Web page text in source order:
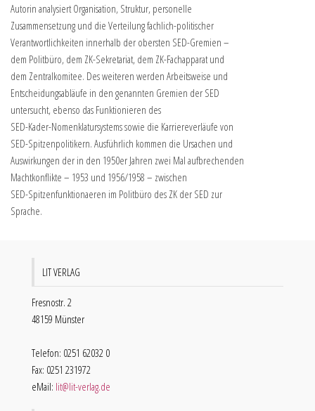
Autorin analysiert Organisation, Struktur, personelle
Zusammensetzung und die Verteilung fachlich-politischer
Verantwortlichkeiten innerhalb der obersten SED-Gremien –
dem Politbüro, dem ZK-Sekretariat, dem ZK-Fachapparat und
dem Zentralkomitee. Des weiteren werden Arbeitsweise und
Entscheidungsabläufe in den genannten Gremien der SED
untersucht, ebenso das Funktionieren des
SED-Kader-Nomenklatursystems sowie die Karriereverläufe von
SED-Spitzenpolitikern. Ausführlich kommen die Ursachen und
Auswirkungen der in den 1950er Jahren zwei Mal aufbrechenden
Machtkonflikte – 1953 und 1956/1958 – zwischen
SED-Spitzenfunktionaeren im Politbüro des ZK der SED zur
Sprache.
LIT VERLAG
Fresnostr. 2
48159 Münster
Telefon: 0251 62032 0
Fax: 0251 231972
eMail: lit@lit-verlag.de